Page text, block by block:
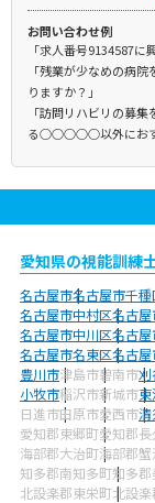
お問い合わせ例
「求人番号9134587に
「残業が少なめの病
りますか？」
「訪問リハビリの募
る○○○○○以外におす
愛知県の視能訓練
名古屋市名古屋市千種
名古屋市中村区名古
名古屋市中川区名古
名古屋市名東区名古
豊川市津島市碧南市刈
小牧市稲沢市新城市
日進市田原市愛西市清
愛知郡東郷町愛知郡
海部郡大治町海部郡
知多郡南知多町知多
北設楽郡東栄町北設